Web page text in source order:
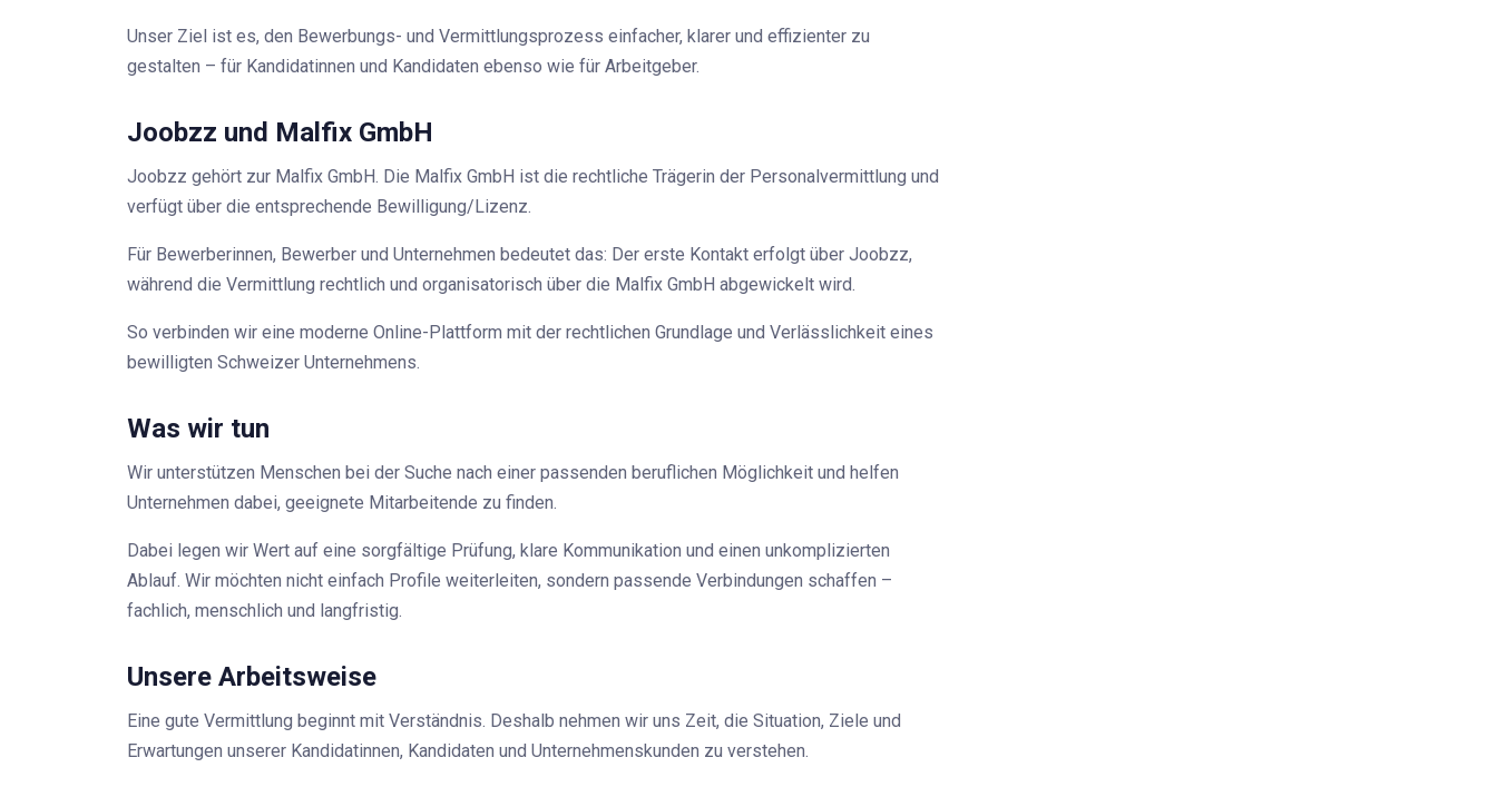
Unser Ziel ist es, den Bewerbungs- und Vermittlungsprozess einfacher, klarer und effizienter zu
gestalten – für Kandidatinnen und Kandidaten ebenso wie für Arbeitgeber.
Joobzz und Malfix GmbH
Joobzz gehört zur Malfix GmbH. Die Malfix GmbH ist die rechtliche Trägerin der Personalvermittlung und
verfügt über die entsprechende Bewilligung/Lizenz.
Für Bewerberinnen, Bewerber und Unternehmen bedeutet das: Der erste Kontakt erfolgt über Joobzz,
während die Vermittlung rechtlich und organisatorisch über die Malfix GmbH abgewickelt wird.
So verbinden wir eine moderne Online-Plattform mit der rechtlichen Grundlage und Verlässlichkeit eines
bewilligten Schweizer Unternehmens.
Was wir tun
Wir unterstützen Menschen bei der Suche nach einer passenden beruflichen Möglichkeit und helfen
Unternehmen dabei, geeignete Mitarbeitende zu finden.
Dabei legen wir Wert auf eine sorgfältige Prüfung, klare Kommunikation und einen unkomplizierten
Ablauf. Wir möchten nicht einfach Profile weiterleiten, sondern passende Verbindungen schaffen –
fachlich, menschlich und langfristig.
Unsere Arbeitsweise
Eine gute Vermittlung beginnt mit Verständnis. Deshalb nehmen wir uns Zeit, die Situation, Ziele und
Erwartungen unserer Kandidatinnen, Kandidaten und Unternehmenskunden zu verstehen.